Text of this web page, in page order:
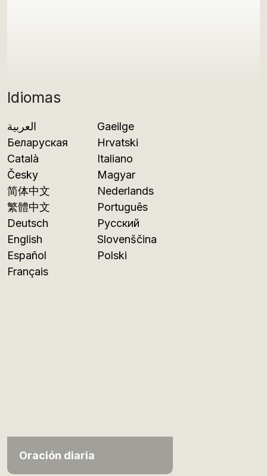
Idiomas
العربية
Беларуская
Català
Česky
简体中文
繁體中文
Deutsch
English
Español
Français
Gaeilge
Hrvatski
Italiano
Magyar
Nederlands
Português
Русский
Slovenščina
Polski
Oración diaria